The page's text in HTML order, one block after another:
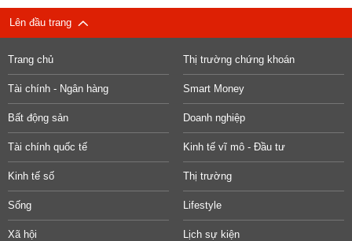
Lên đầu trang
Trang chủ Thị trường chứng khoán
Tài chính - Ngân hàng Smart Money
Bất động sản Doanh nghiệp
Tài chính quốc tế Kinh tế vĩ mô - Đầu tư
Kinh tế số Thị trường
Sống Lifestyle
Xã hội Lịch sự kiện